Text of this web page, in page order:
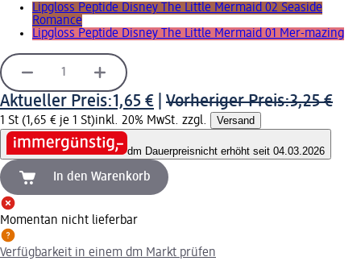
Lipgloss Peptide Disney The Little Mermaid 02 Seaside
Romance
Lipgloss Peptide Disney The Little Mermaid 01 Mer-mazing
Aktueller Preis:1,65 € Vorheriger Preis:3,25 €
1 St (1,65 € je 1 St)inkl. 20% MwSt. zzgl. Versand
dm Dauerpreisnicht erhöht seit 04.03.2026
In den Warenkorb
Momentan nicht lieferbar
Verfügbarkeit in einem dm Markt prüfen